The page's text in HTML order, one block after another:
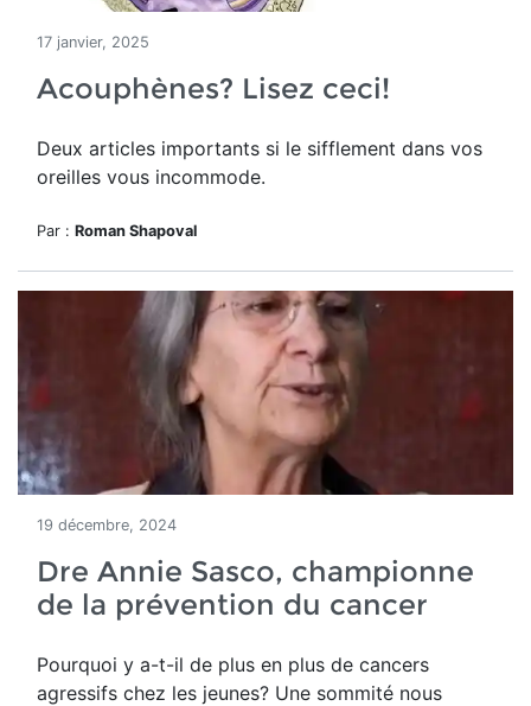
17 janvier, 2025
Acouphènes? Lisez ceci!
Deux articles importants si le sifflement dans vos
oreilles vous incommode.
Par : Roman Shapoval
19 décembre, 2024
Dre Annie Sasco, championne
de la prévention du cancer
Pourquoi y a-t-il de plus en plus de cancers
agressifs chez les jeunes? Une sommité nous